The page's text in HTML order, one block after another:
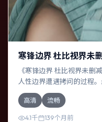
寒锋边界 杜比视界未
《寒锋边界 杜比视界未删
人性边界遭遇拷问的过程
段奕宏、役所广司的对手
镜头中积蓄张力，本片亦
感。
高清 流畅
4.1千 139个月前